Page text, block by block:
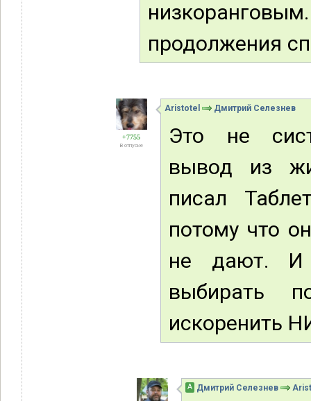
продолжения
+7755
В отпуске
Aristotel Дмитрий Селезнев
Это не
вывод из
писал
потому что
не дают. И
выбирать
искоренить
А Дмитрий Селезнев